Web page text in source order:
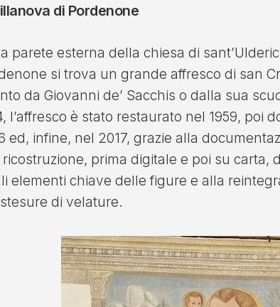
di Pordenone
parete esterna della chiesa di
si trova un grande affresco di san
da Giovanni de’ Sacchis o dalla sua
l’affresco è stato restaurato nel 1959, poi
ed, infine, nel 2017, grazie alla
prima digitale e poi su carta,
elementi chiave delle figure e alla
di velature.